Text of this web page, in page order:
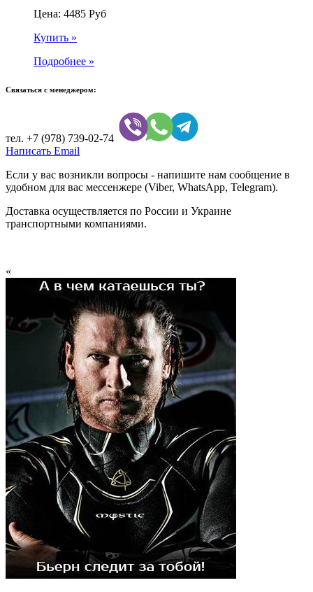
Цена: 4485 Руб
Купить »
Подробнее »
Связаться с менеджером:
тел. +7 (978) 739-02-74
Написать Email
Если у вас возникли вопросы - напишите нам сообщение в
удобном для вас мессенжере (Viber, WhatsApp, Telegram).
Доставка осуществляется по России и Украине
транспортными компаниями.
«